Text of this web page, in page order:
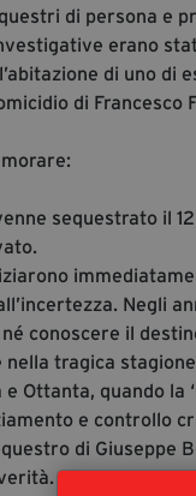
di persona e
erano
di uno di
di
sequestrato il
Negli
conoscere il
tragica
Ottanta, quando
e controllo
di